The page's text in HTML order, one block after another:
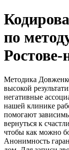
по
Методика
высокой
негативные
нашей клинике
помогают
вернуться к
чтобы как можно
Анонимность